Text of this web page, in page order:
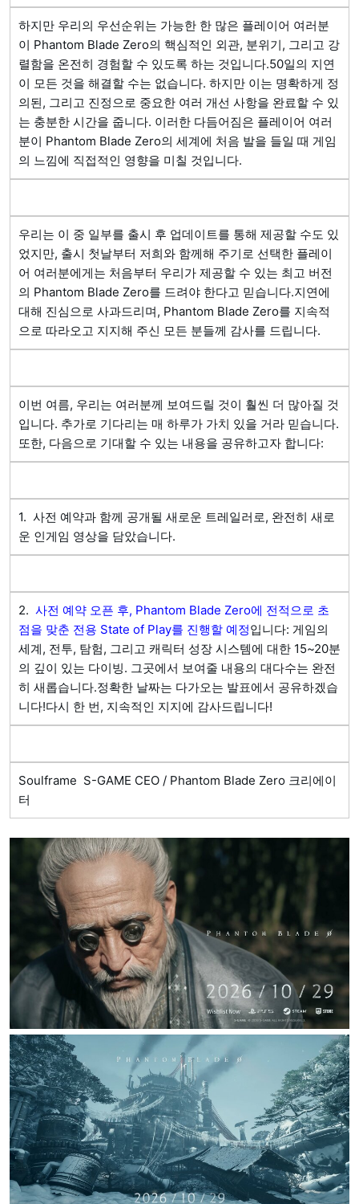
하지만 우리의 우선순위는 가능한 한 많은 플레이어 여러분
이 Phantom Blade Zero의 핵심적인 외관, 분위기, 그리고 강
렬함을 온전히 경험할 수 있도록 하는 것입니다.50일의 지연
이 모든 것을 해결할 수는 없습니다. 하지만 이는 명확하게 정
의된, 그리고 진정으로 중요한 여러 개선 사항을 완료할 수 있
는 충분한 시간을 줍니다. 이러한 다듬어짐은 플레이어 여러
분이 Phantom Blade Zero의 세계에 처음 발을 들일 때 게임
의 느낌에 직접적인 영향을 미칠 것입니다.
우리는 이 중 일부를 출시 후 업데이트를 통해 제공할 수도 있
었지만, 출시 첫날부터 저희와 함께해 주기로 선택한 플레이
어 여러분에게는 처음부터 우리가 제공할 수 있는 최고 버전
의 Phantom Blade Zero를 드려야 한다고 믿습니다.지연에
대해 진심으로 사과드리며, Phantom Blade Zero를 지속적
으로 따라오고 지지해 주신 모든 분들께 감사를 드립니다.
이번 여름, 우리는 여러분께 보여드릴 것이 훨씬 더 많아질 것
입니다. 추가로 기다리는 매 하루가 가치 있을 거라 믿습니다.
또한, 다음으로 기대할 수 있는 내용을 공유하고자 합니다:
1.  사전 예약과 함께 공개될 새로운 트레일러로, 완전히 새로
운 인게임 영상을 담았습니다.
2. 사전 예약 오픈 후, Phantom Blade Zero에 전적으로 초
점을 맞춘 전용 State of Play를 진행할 예정입니다: 게임의
세계, 전투, 탐험, 그리고 캐릭터 성장 시스템에 대한 15~20분
의 깊이 있는 다이빙. 그곳에서 보여줄 내용의 대다수는 완전
히 새롭습니다.정확한 날짜는 다가오는 발표에서 공유하겠습
니다!다시 한 번, 지속적인 지지에 감사드립니다!
Soulframe  S-GAME CEO / Phantom Blade Zero 크리에이
터